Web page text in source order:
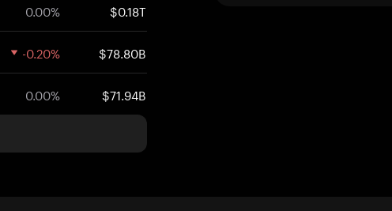
0.00% $0.18T
-0.20% $78.80B
0.00% $71.94B